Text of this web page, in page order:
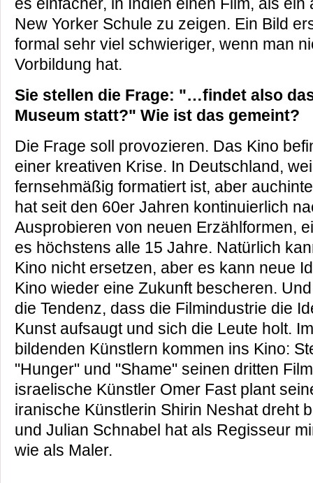
New Yorker Schule zu zeigen. Ein Bild
formal sehr viel schwieriger, wenn man
Vorbildung hat.
Sie stellen die Frage: "…findet also
Museum statt?" Wie ist das gemeint?
Die Frage soll provozieren. Das Kino
einer kreativen Krise. In Deutschland,
fernsehmäßig formatiert ist, aber
hat seit den 60er Jahren kontinuierlich
Ausprobieren von neuen Erzählformen,
es höchstens alle 15 Jahre. Natürlich
Kino nicht ersetzen, aber es kann neue
Kino wieder eine Zukunft bescheren.
die Tendenz, dass die Filmindustrie die
Kunst aufsaugt und sich die Leute holt.
bildenden Künstlern kommen ins Kino:
"Hunger" und "Shame" seinen dritten
israelische Künstler Omer Fast plant
iranische Künstlerin Shirin Neshat dreht
und Julian Schnabel hat als Regisseur
wie als Maler.